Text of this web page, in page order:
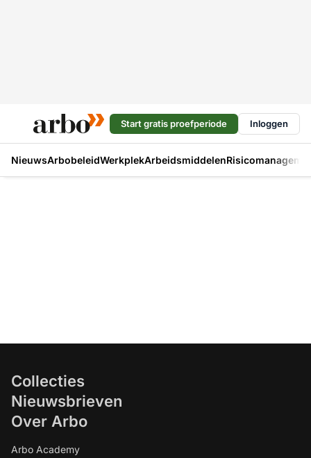
Start gratis proefperiode Inloggen
NieuwsArbobeleidWerkplekArbeidsmiddelen
Collecties
Nieuwsbrieven
Over Arbo
Arbo Academy